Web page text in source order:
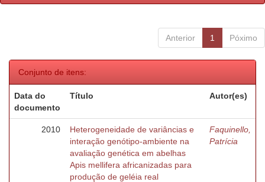
Anterior 1 Póximo
Conjunto de itens:
Data do
documento
Título Autor(es)
2010
Heterogeneidade de variâncias e
interação genótipo-ambiente na
avaliação genética em abelhas
Apis mellifera africanizadas para
produção de geléia real
Faquinello,
Patrícia